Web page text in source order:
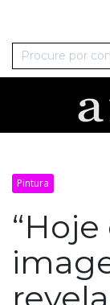
Pintura
“Hoje